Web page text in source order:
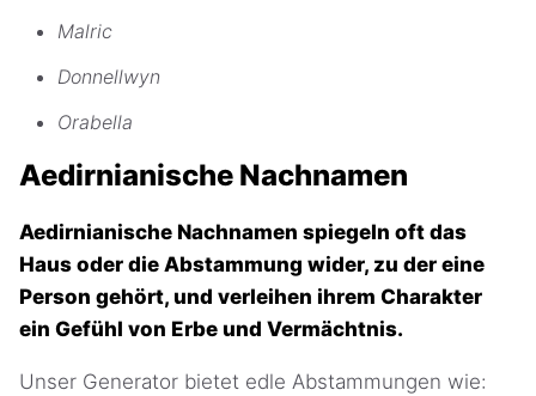
Malric
Donnellwyn
Orabella
Aedirnianische Nachnamen
Aedirnianische Nachnamen spiegeln oft das
Haus oder die Abstammung wider, zu der eine
Person gehört, und verleihen ihrem Charakter
ein Gefühl von Erbe und Vermächtnis.
Unser Generator bietet edle Abstammungen wie: